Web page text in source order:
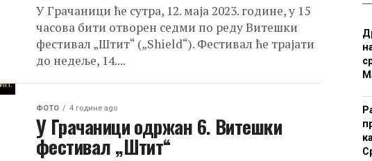
У Грачаници ће сутра, 12. маја 2023. године, у 15
часова бити отворен седми по реду Витешки
фестивал „Штит“ („Shield“). Фестивал ће трајати
до недеље, 14....
ФОТО 4 године ago
У Грачаници одржан 6. Витешки
фестивал „Штит“